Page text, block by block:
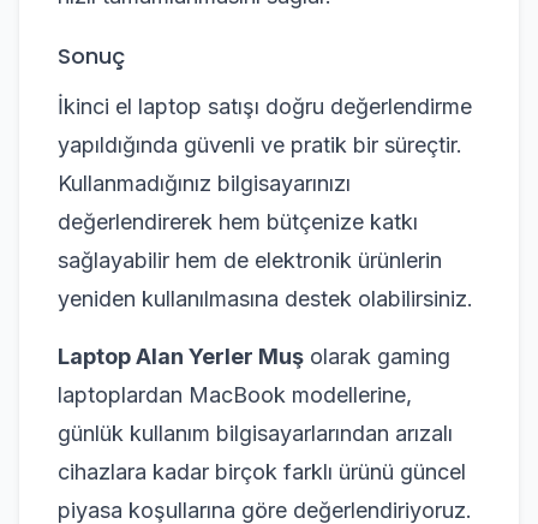
Sonuç
İkinci el laptop satışı doğru değerlendirme
yapıldığında güvenli ve pratik bir süreçtir.
Kullanmadığınız bilgisayarınızı
değerlendirerek hem bütçenize katkı
sağlayabilir hem de elektronik ürünlerin
yeniden kullanılmasına destek olabilirsiniz.
Laptop Alan Yerler Muş olarak gaming
laptoplardan MacBook modellerine,
günlük kullanım bilgisayarlarından arızalı
cihazlara kadar birçok farklı ürünü güncel
piyasa koşullarına göre değerlendiriyoruz.